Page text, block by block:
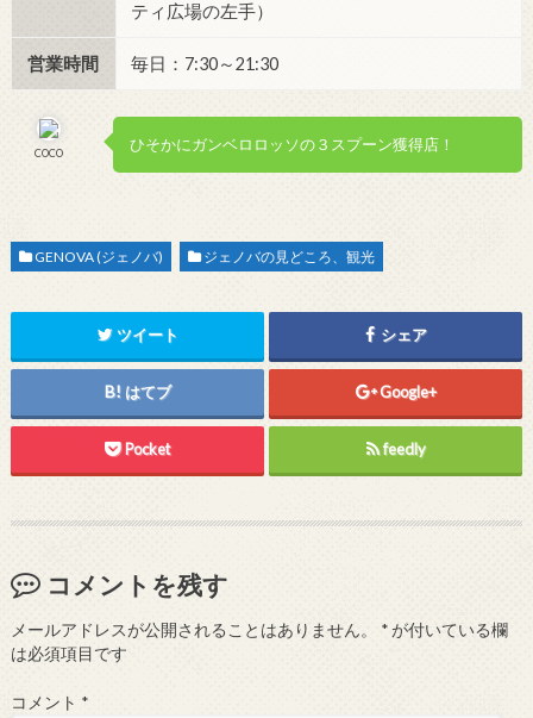
ティ広場の左手）
営業時間 毎日：7:30～21:30
COCO ひそかにガンベロロッソの３スプーン獲得店！
GENOVA (ジェノバ) ジェノバの見どころ、観光
ツイート シェア
はてブ Google+
Pocket feedly
コメントを残す
メールアドレスが公開されることはありません。 *が付いている欄
は必須項目です
コメント *